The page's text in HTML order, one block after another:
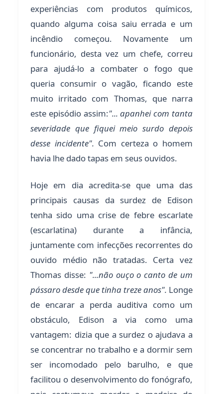
experiências com produtos químicos,
quando alguma coisa saiu errada e um
incêndio começou. Novamente um
funcionário, desta vez um chefe, correu
para ajudá-lo a combater o fogo que
queria consumir o vagão, ficando este
muito irritado com Thomas, que narra
este episódio assim:"... apanhei com tanta
severidade que fiquei meio surdo depois
desse incidente". Com certeza o homem
havia lhe dado tapas em seus ouvidos.
Hoje em dia acredita-se que uma das
principais causas da surdez de Edison
tenha sido uma crise de febre escarlate
(escarlatina) durante a infância,
juntamente com infecções recorrentes do
ouvido médio não tratadas. Certa vez
Thomas disse: "...não ouço o canto de um
pássaro desde que tinha treze anos". Longe
de encarar a perda auditiva como um
obstáculo, Edison a via como uma
vantagem: dizia que a surdez o ajudava a
se concentrar no trabalho e a dormir sem
ser incomodado pelo barulho, e que
facilitou o desenvolvimento do fonógrafo,